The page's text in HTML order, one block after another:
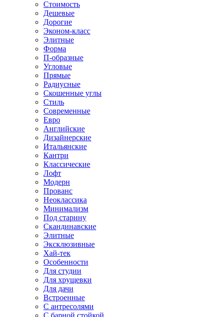
Стоимость
Дешевые
Дорогие
Эконом-класс
Элитные
Форма
П-образные
Угловые
Прямые
Радиусные
Скошенные углы
Стиль
Современные
Евро
Английские
Дизайнерские
Итальянские
Кантри
Классические
Лофт
Модерн
Прованс
Неоклассика
Минимализм
Под старину
Скандинавские
Элитные
Эксклюзивные
Хай-тек
Особенности
Для студии
Для хрущевки
Для дачи
Встроенные
С антресолями
С барной стойкой